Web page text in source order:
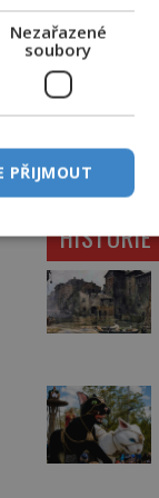
HISTORIE
Nezařazené
soubory
PŘIJMOUT